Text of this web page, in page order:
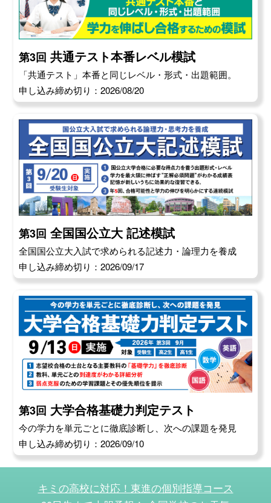
第3回 共通テスト本番レベル模試
「共通テスト」本番と同じレベル・形式・出題範囲。
申し込み締め切り：2026/08/20
第3回 全国国公立大 記述模試
全国国公立大入試で求められる記述力・論理力を養成
申し込み締め切り：2026/09/17
第3回 大学合格基礎力判定テスト
今の学力を単元ごとに徹底診断し、次への課題を発見
申し込み締め切り：2026/09/10
キミの高校に対応！東進の個別指導コース